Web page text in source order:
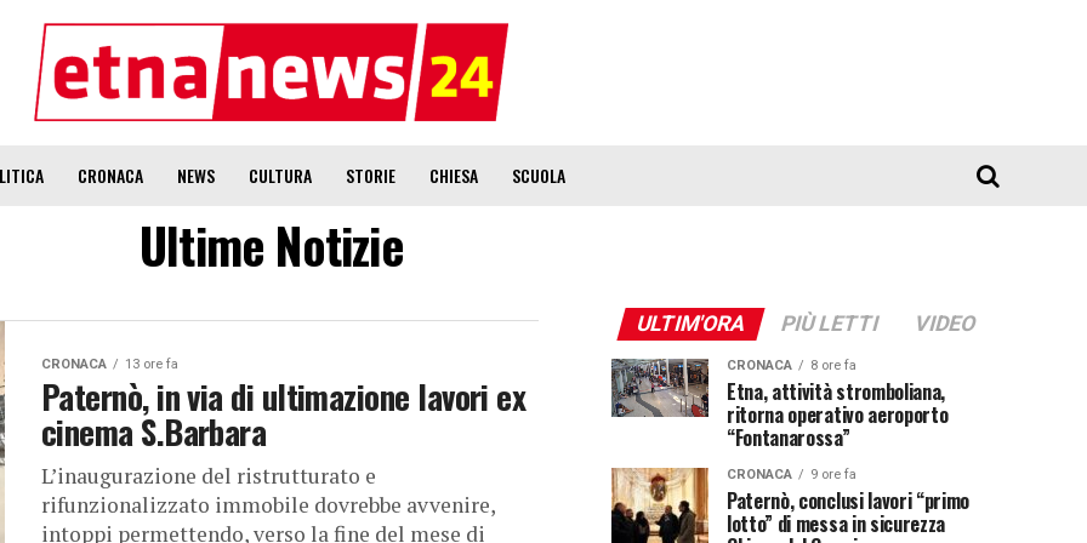
CRONACA NEWS CULTURA STORIE CHIESA SCUOLA
Ultime Notizie
CRONACA 13 ore fa
Paternò, in via di ultimazione lavori ex
cinema S.Barbara
L’inaugurazione del ristrutturato e
rifunzionalizzato immobile dovrebbe avvenire,
intoppi permettendo, verso la fine del mese di
ULTIM'ORA PIÙ LETTI VIDEO
CRONACA 8 ore fa
Etna, attività stromboliana,
ritorna operativo aeroporto
“Fontanarossa”
CRONACA 9 ore fa
Paternò, conclusi lavori “primo
lotto” di messa in sicurezza